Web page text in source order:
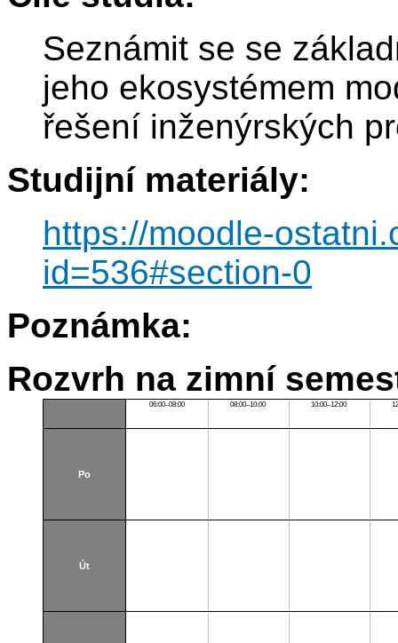
Seznámit se se
jeho ekosystémem
řešení inženýrských
Studijní materiály:
https://moodle-
id=536#section-0
Poznámka:
Rozvrh na zimní
06:00–08:00 08:00–10:00 10:00–12:00
Po
Út